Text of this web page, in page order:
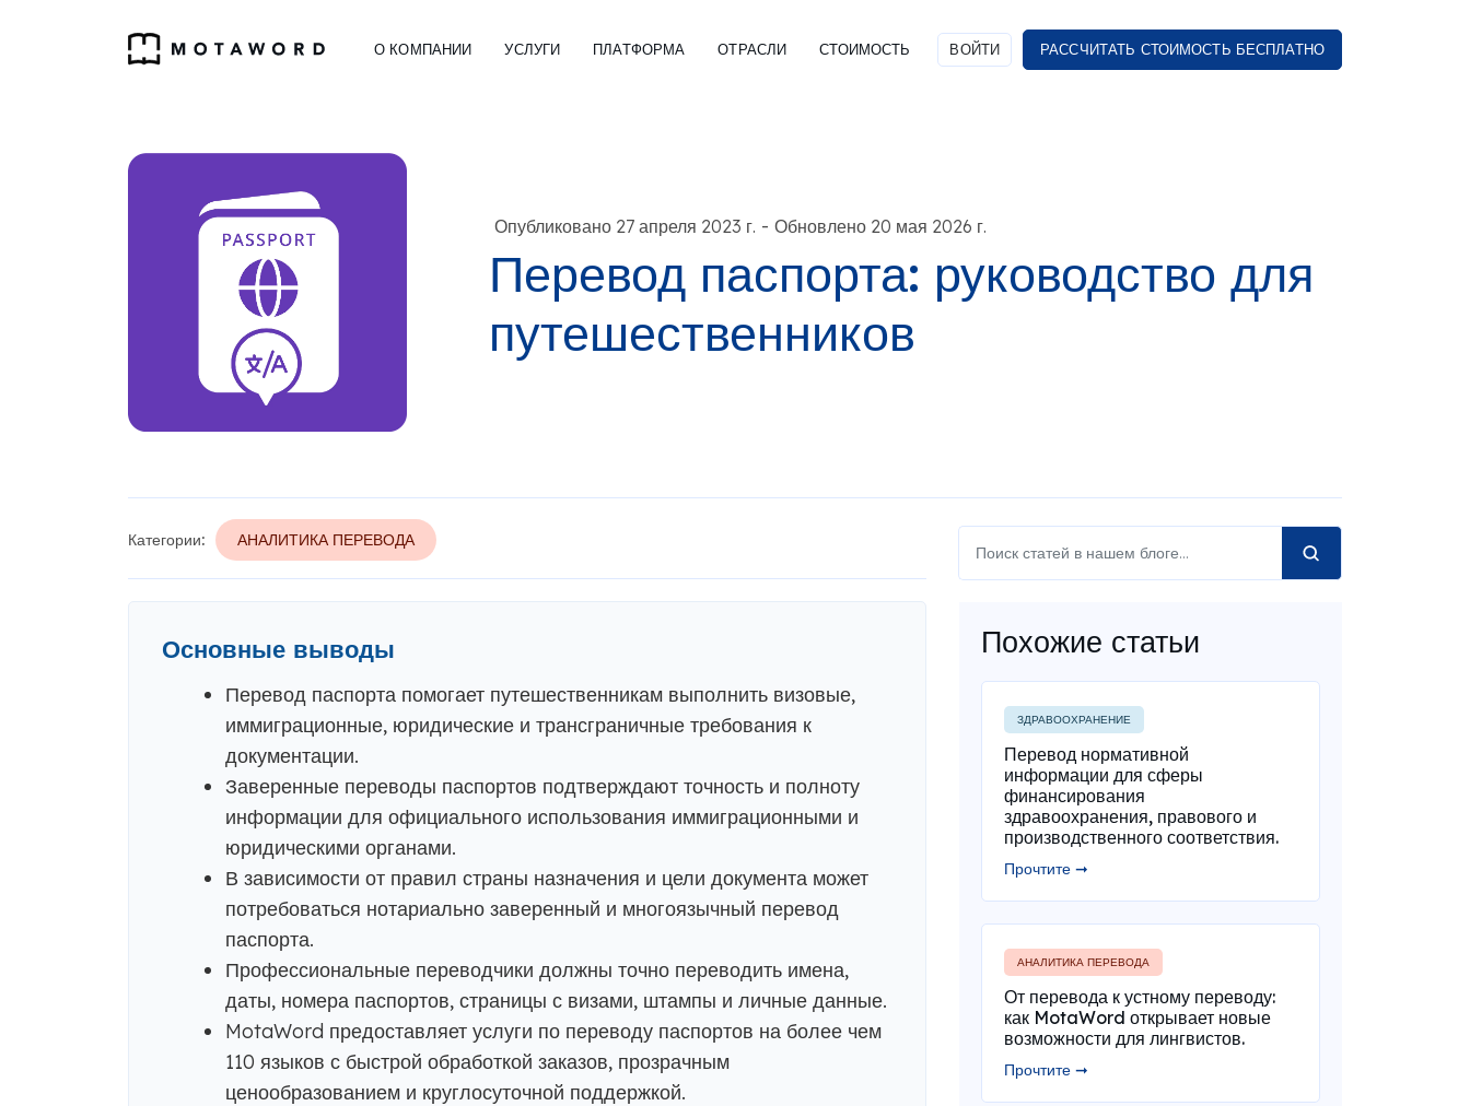
О КОМПАНИИ УСЛУГИ ПЛАТФОРМА ОТРАСЛИ СТОИМОСТЬ ВОЙТИ РАССЧИТАТЬ СТОИМОСТЬ БЕСПЛАТНО
Опубликовано 27 апреля 2023 г. - Обновлено 20 мая 2026 г.
Перевод паспорта: руководство для
путешественников
Категории: АНАЛИТИКА ПЕРЕВОДА
Основные выводы
Перевод паспорта помогает путешественникам выполнить визовые,
иммиграционные, юридические и трансграничные требования к
документации.
Заверенные переводы паспортов подтверждают точность и полноту
информации для официального использования иммиграционными и
юридическими органами.
В зависимости от правил страны назначения и цели документа может
потребоваться нотариально заверенный и многоязычный перевод
паспорта.
Профессиональные переводчики должны точно переводить имена,
даты, номера паспортов, страницы с визами, штампы и личные данные.
MotaWord предоставляет услуги по переводу паспортов на более чем
110 языков с быстрой обработкой заказов, прозрачным
ценообразованием и круглосуточной поддержкой.
Похожие статьи
ЗДРАВООХРАНЕНИЕ
Перевод нормативной
информации для сферы
финансирования
здравоохранения, правового и
производственного соответствия.
Прочтите ➞
АНАЛИТИКА ПЕРЕВОДА
От перевода к устному переводу:
как MotaWord открывает новые
возможности для лингвистов.
Прочтите ➞